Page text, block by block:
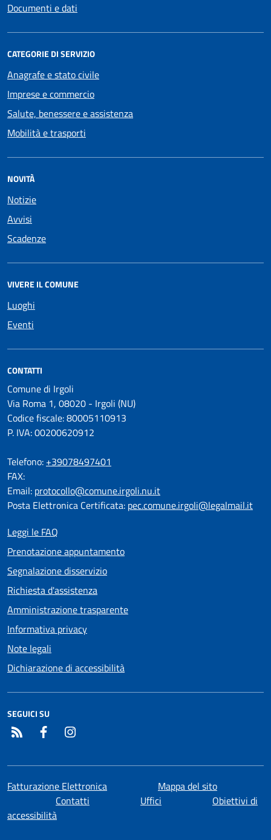
Documenti e dati
CATEGORIE DI SERVIZIO
Anagrafe e stato civile
Imprese e commercio
Salute, benessere e assistenza
Mobilità e trasporti
NOVITÀ
Notizie
Avvisi
Scadenze
VIVERE IL COMUNE
Luoghi
Eventi
CONTATTI
Comune di Irgoli
Via Roma 1, 08020 - Irgoli (NU)
Codice fiscale: 80005110913
P. IVA: 00200620912
Telefono: +39078497401
FAX:
Email: protocollo@comune.irgoli.nu.it
Posta Elettronica Certificata: pec.comune.irgoli@legalmail.it
Leggi le FAQ
Prenotazione appuntamento
Segnalazione disservizio
Richiesta d'assistenza
Amministrazione trasparente
Informativa privacy
Note legali
Dichiarazione di accessibilità
SEGUICI SU
RSS Facebook
Fatturazione Elettronica
Mappa del sito
Contatti
Uffici
Obiettivi di
accessibilità